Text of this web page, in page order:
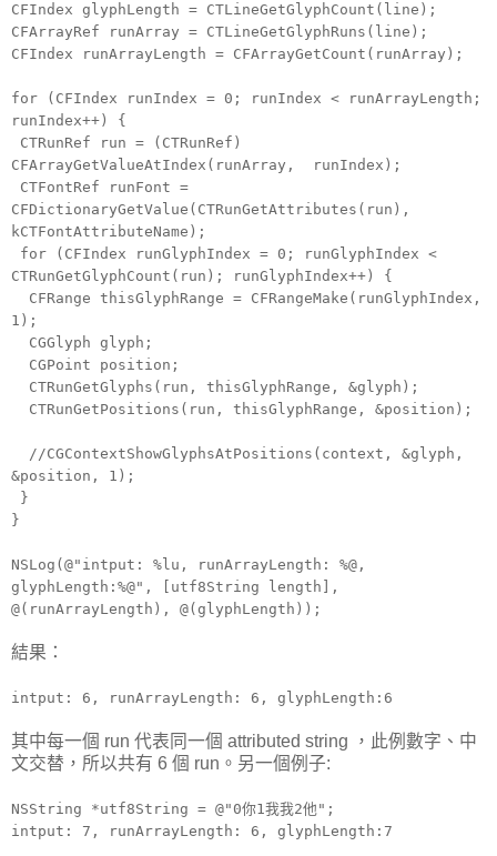
CFIndex glyphLength = CTLineGetGlyphCount(line);
CFArrayRef runArray = CTLineGetGlyphRuns(line);
CFIndex runArrayLength = CFArrayGetCount(runArray);
for (CFIndex runIndex = 0; runIndex < runArrayLength;
runIndex++) {
CTRunRef run = (CTRunRef)
CFArrayGetValueAtIndex(runArray, runIndex);
CTFontRef runFont =
CFDictionaryGetValue(CTRunGetAttributes(run),
kCTFontAttributeName);
for (CFIndex runGlyphIndex = 0; runGlyphIndex <
CTRunGetGlyphCount(run); runGlyphIndex++) {
CFRange thisGlyphRange = CFRangeMake(runGlyphIndex,
1);
CGGlyph glyph;
CGPoint position;
CTRunGetGlyphs(run, thisGlyphRange, &glyph);
CTRunGetPositions(run, thisGlyphRange, &position);
//CGContextShowGlyphsAtPositions(context, &glyph,
&position, 1);
}
}
NSLog(@"intput: %lu, runArrayLength: %@,
glyphLength:%@", [utf8String length],
@(runArrayLength), @(glyphLength));
結果：
intput: 6, runArrayLength: 6, glyphLength:6
其中每一個 run 代表同一個 attributed string ，此例數字、中
文交替，所以共有 6 個 run。另一個例子:
NSString *utf8String = @"0你1我我2他";
intput: 7, runArrayLength: 6, glyphLength:7